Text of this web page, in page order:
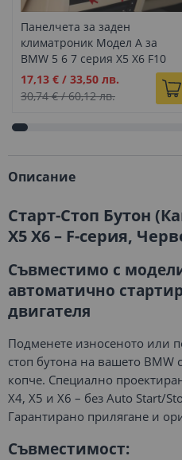
Панелчета за заден
климатроник Модел А за
BMW 5 6 7 серия X5 X6 F10
F11 F06 F07 F01 F02 F15 (2010-
2019)
Промо
цена
17,13 € / 33,50 лв.
30,74 €/60,12 лв.
Описание
Старт-Стоп Бутон
X5 X6 – F-серия,
Съвместимо с
автоматично
двигателя
Подменете износеното или
стоп бутона на вашето BMW
копче. Специално
X4, X5 и X6 – без Auto Start/
Гарантирано прилягане и
Съвместимост: